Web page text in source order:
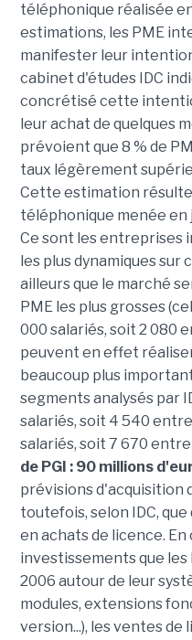
téléphonique réalisée
estimations, les PME
manifester leur
cabinet d'études IDC
concrétisé cette
leur achat de quelques
prévoient que 8 % de
taux légèrement
Cette estimation
téléphonique menée en
Ce sont les entreprises
les plus dynamiques
ailleurs que le marché
PME les plus grosses
000 salariés, soit 2 080
peuvent en effet
beaucoup plus
segments analysés par
salariés, soit 4 540
salariés, soit 7 670
de PGI : 90 millions
prévisions d'acquisition
toutefois, selon IDC,
en achats de licence.
investissements que
2006 autour de leur
modules, extensions
version...), les ventes